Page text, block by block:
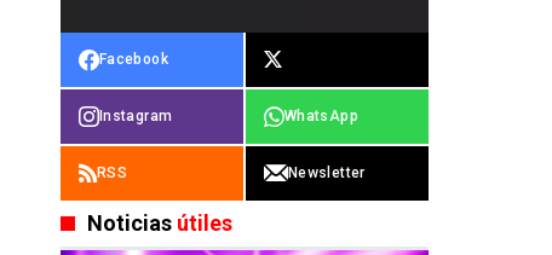
Facebook
Instagram WhatsApp
RSS Newsletter
Noticias útiles